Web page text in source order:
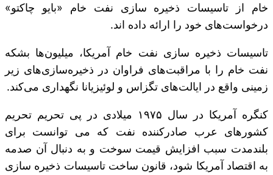
خام از تاسیسات ذخیره سازی نفت خام «بایو چاکتو»
درخواست‌های خود را ارائه داده اند.
تاسیسات ذخیره سازی نفت خام آمریکا، میلیون‌ها بشکه
نفت خام را با مراقبت‌های فراوان در ذخیره‌سازی‌های زیر
زمینی واقع در ایالت‌های تگزاس و لوئیزیانا نگهداری می‌کند.
کنگره آمریکا در سال ۱۹۷۵ میلادی در پی تحریم تحریم
کشورهای عرب صادرکننده نفت که می توانست برای
بلندمدت سبب افزایش قیمت سوخت و به دنبال آن صدمه
به اقتصاد آمریکا شود، قانون ساخت تاسیسات ذخیره سازی